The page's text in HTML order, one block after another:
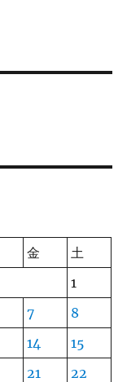
金
土
1
7
8
14
15
21
22